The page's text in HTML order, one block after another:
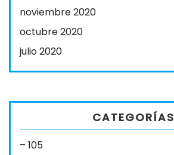
noviembre 2020
octubre 2020
julio 2020
CATEGORÍAS
– 105